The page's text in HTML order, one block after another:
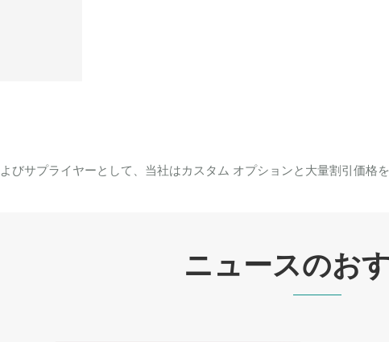
びサプライヤーとして、当社はカスタム オプションと大量割引価格
ニュースのお